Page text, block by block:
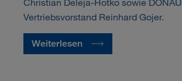
Vertriebsvorstand Reinhard Gojer.
Weiterlesen